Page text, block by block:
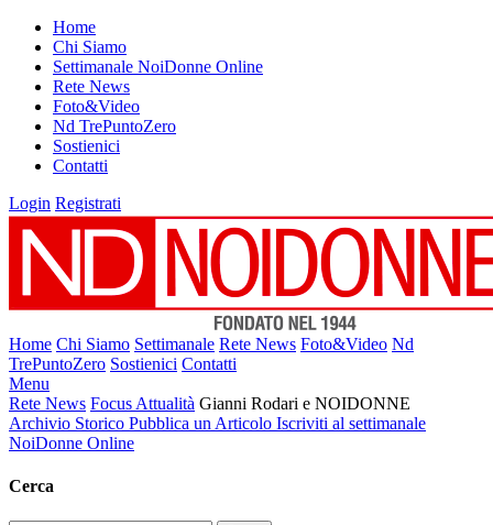
Home
Chi Siamo
Settimanale NoiDonne Online
Rete News
Foto&Video
Nd TrePuntoZero
Sostienici
Contatti
Login Registrati
Home Chi Siamo Settimanale Rete News Foto&Video Nd
TrePuntoZero Sostienici Contatti
Menu
Rete News Focus Attualità Gianni Rodari e NOIDONNE
Archivio Storico Pubblica un Articolo Iscriviti al settimanale
NoiDonne Online
Cerca